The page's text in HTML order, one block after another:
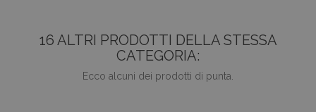
16 ALTRI PRODOTTI DELLA STESSA
CATEGORIA:
Ecco alcuni dei prodotti di punta.